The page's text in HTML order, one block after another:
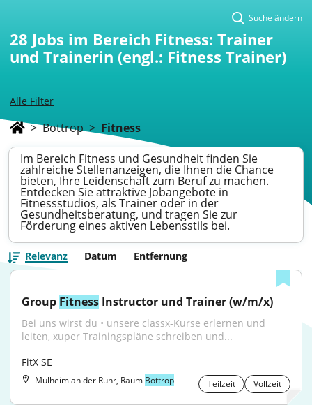
Alle Filter
Suche ändern
28 Jobs im Bereich Fitness: Trainer
und Trainerin (engl.: Fitness Trainer)
> Bottrop > Fitness
Im Bereich Fitness und Gesundheit finden Sie
zahlreiche Stellenanzeigen, die Ihnen die Chance
bieten, Ihre Leidenschaft zum Beruf zu machen.
Entdecken Sie attraktive Jobangebote in
Fitnessstudios, als Trainer oder in der
Gesundheitsberatung, und tragen Sie zur
Förderung eines aktiven Lebensstils bei.
Relevanz Datum Entfernung
Group Fitness Instructor und Trainer (w/m/x)
Bei uns wirst du • unsere classx-Kurse erlernen und
leiten, xuper Trainingspläne schreiben und...
FitX SE
Mülheim an der Ruhr, Raum Bottrop Teilzeit Vollzeit